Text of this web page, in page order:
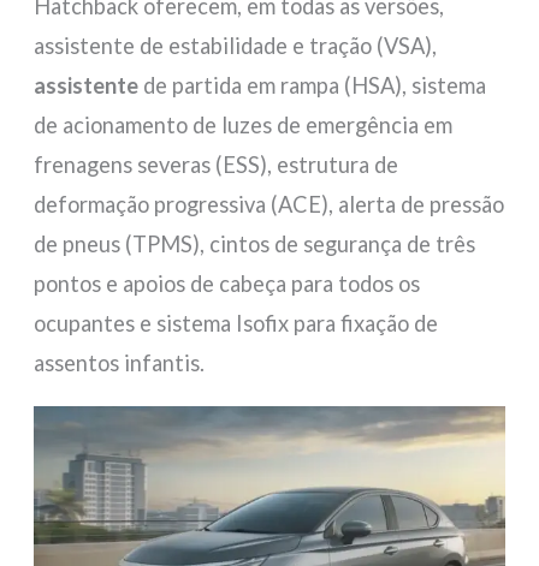
Hatchback oferecem, em todas as versões,
assistente de estabilidade e tração (VSA),
assistente de partida em rampa (HSA), sistema
de acionamento de luzes de emergência em
frenagens severas (ESS), estrutura de
deformação progressiva (ACE), alerta de pressão
de pneus (TPMS), cintos de segurança de três
pontos e apoios de cabeça para todos os
ocupantes e sistema Isofix para fixação de
assentos infantis.